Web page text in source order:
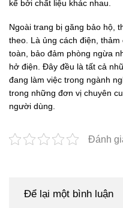
kế bởi chất liệu khác nhau.
Ngoài trang bị găng bảo hộ,
theo. Là ủng cách điện,
toàn, bảo đảm phòng ngừa
hở điện. Đây đều là tất cả
đang làm việc trong ngành
trong những đơn vị chuyên
người dùng.
Đánh
Để lại một bình luận